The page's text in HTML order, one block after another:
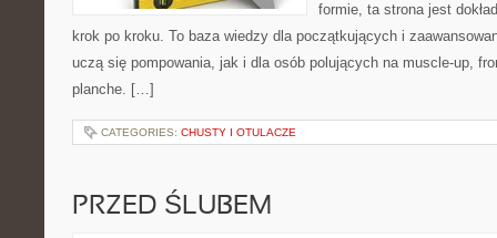
formie, ta strona jest
krok po kroku. To baza wiedzy dla początkujących i
uczą się pompowania, jak i dla osób polujących na muscle-up,
planche. […]
CATEGORIES: CHUSTY I OTULACZE
PRZED ŚLUBEM